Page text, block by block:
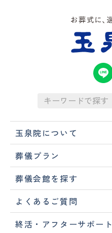
玉泉院について
葬儀プラン
葬儀会館を探す
よくあるご質問
終活・アフターサポート